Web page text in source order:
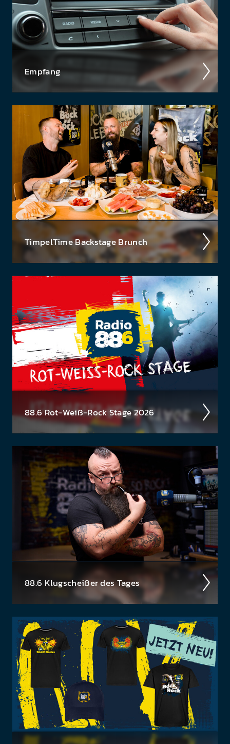
Empfang
Ob über das kla­ss­ische UKW-Radio, über DAB+
oder über die Smart­speaker - hier findest du eine
Über­sicht aller Em­pfangs­wege auf denen du Radio
88.6, das...
Timpel­Time Back­stage Brunch
Wir nehmen euch im Podcast mit hinter die Kulis­
sen der Timpel­Time! Was waren die High­lights der
Woche, was ist rund­herum pas­siert? Jeden Freitag
eine neue...
88.6 Rot-Weiß-Rock Stage 2026
Ös­terrei­chische Musik gehört gefei­ert und geför­
dert! Deshalb wollen wir unsere jungen Küns­
tler:innen und Bands unter­stützen und suchen
unseren neuen...
88.6 Klug­scheiß­er des Tages
Haha­ha, da bist du wirk­lich darauf rein­gefal­len?
Tja, so ein­fach machen wir es dir nicht!
Das Klug­
scheiß­er Häf­erl ist natür­lich nicht käuf­lich...